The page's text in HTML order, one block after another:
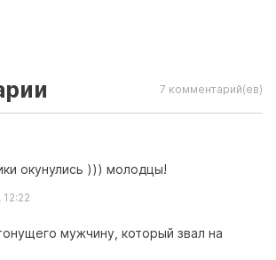
7 комментарий(ев)
окунулись ))) молодцы!
мужчину, который звал на